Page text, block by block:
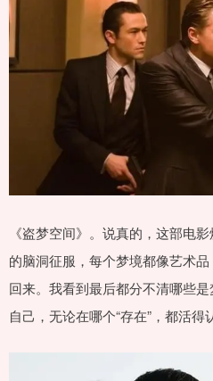
《盗梦空间》。说真的，这部电
的脑洞征服，每个梦境都像艺术
回来。我看到最后都分不清哪些
自己，无论在哪个“存在”，都活得